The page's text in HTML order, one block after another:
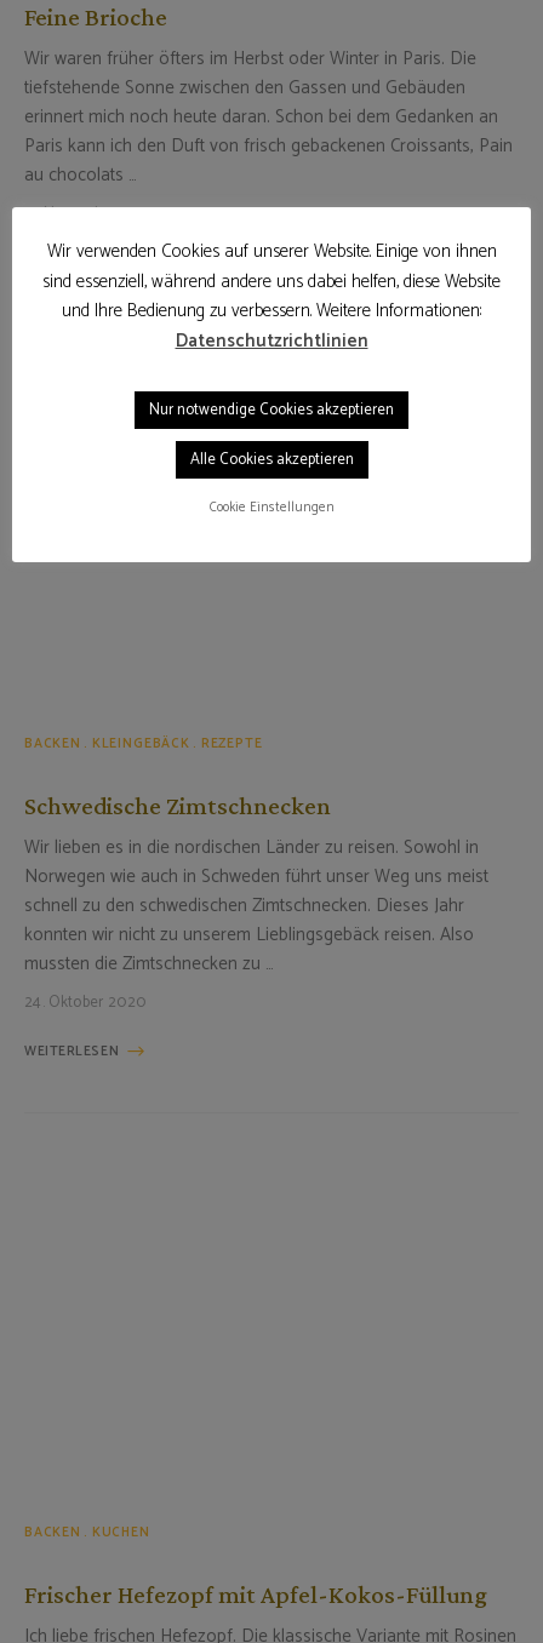
Feine Brioche
Wir waren früher öfters im Herbst oder Winter in Paris. Die
tiefstehende Sonne zwischen den Gassen und Gebäuden
erinnert mich noch heute daran. Schon bei dem Gedanken an
Paris kann ich den Duft von frisch gebackenen Croissants, Pain
au chocolats …
15. November 2020
WEITERLESEN
BACKEN KLEINGEBÄCK REZEPTE
Schwedische Zimtschnecken
Wir lieben es in die nordischen Länder zu reisen. Sowohl in
Norwegen wie auch in Schweden führt unser Weg uns meist
schnell zu den schwedischen Zimtschnecken. Dieses Jahr
konnten wir nicht zu unserem Lieblingsgebäck reisen. Also
mussten die Zimtschnecken zu …
24. Oktober 2020
WEITERLESEN
BACKEN KUCHEN
Frischer Hefezopf mit Apfel-Kokos-Füllung
Ich liebe frischen Hefezopf. Die klassische Variante mit Rosinen
Wir verwenden Cookies auf unserer Website. Einige von ihnen
sind essenziell, während andere uns dabei helfen, diese Website
und Ihre Bedienung zu verbessern. Weitere Informationen:
Datenschutzrichtlinien
Nur notwendige Cookies akzeptieren
Alle Cookies akzeptieren
Cookie Einstellungen